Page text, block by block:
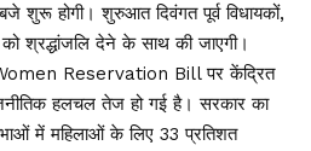
बजे शुरू होगी। शुरुआत दिवंगत पूर्व विधायकों,
श्रद्धांजलि देने के साथ की जाएगी।
Reservation Bill पर केंद्रित
हलचल तेज हो गई है। सरकार का
में महिलाओं के लिए 33 प्रतिशत